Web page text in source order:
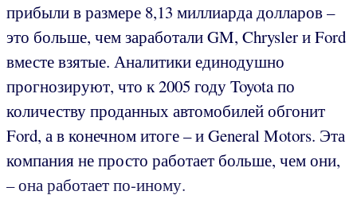
прибыли в размере 8,13 миллиарда долларов –
это больше, чем заработали GM, Chrysler и Ford
вместе взятые. Аналитики единодушно
прогнозируют, что к 2005 году Toyota по
количеству проданных автомобилей обгонит
Ford, а в конечном итоге – и General Motors. Эта
компания не просто работает больше, чем они,
– она работает по-иному.